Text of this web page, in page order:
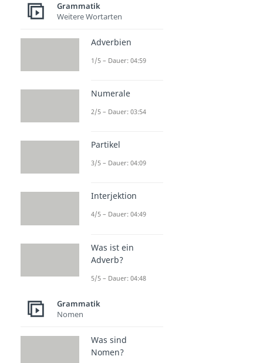
Grammatik
Weitere Wortarten
Adverbien
1/5 – Dauer: 04:59
Numerale
2/5 – Dauer: 03:54
Partikel
3/5 – Dauer: 04:09
Interjektion
4/5 – Dauer: 04:49
Was ist ein
Adverb?
5/5 – Dauer: 04:48
Grammatik
Nomen
Was sind
Nomen?